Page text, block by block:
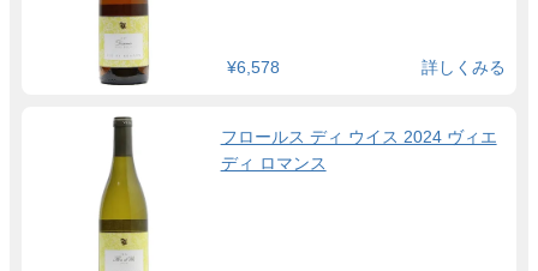
¥6,578 詳しくみる
フロールス ディ ウイス 2024 ヴィエ
ディ ロマンス